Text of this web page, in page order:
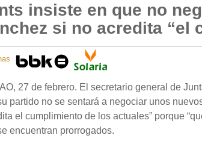
insiste en que no
si no acredita “el
27 de febrero. El secretario general de
partido no se sentará a negociar unos
el cumplimiento de los actuales” porque
encuentran prorrogados.